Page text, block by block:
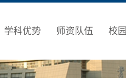
学科优势 师资队伍 校